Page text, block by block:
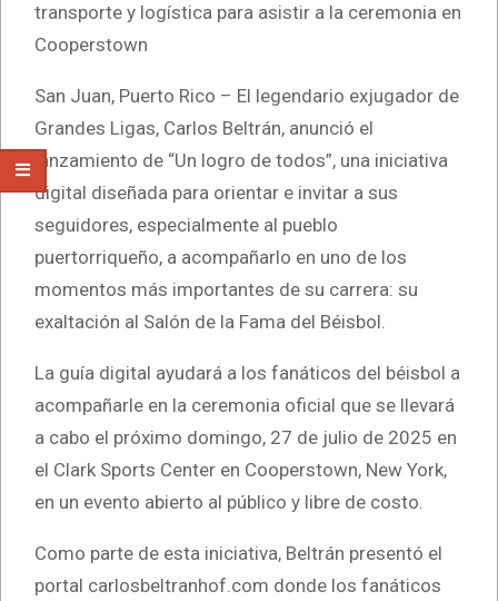
transporte y logística para asistir a la ceremonia en
Cooperstown
San Juan, Puerto Rico – El legendario exjugador de
Grandes Ligas, Carlos Beltrán, anunció el
lanzamiento de “Un logro de todos”, una iniciativa
digital diseñada para orientar e invitar a sus
seguidores, especialmente al pueblo
puertorriqueño, a acompañarlo en uno de los
momentos más importantes de su carrera: su
exaltación al Salón de la Fama del Béisbol.
La guía digital ayudará a los fanáticos del béisbol a
acompañarle en la ceremonia oficial que se llevará
a cabo el próximo domingo, 27 de julio de 2025 en
el Clark Sports Center en Cooperstown, New York,
en un evento abierto al público y libre de costo.
Como parte de esta iniciativa, Beltrán presentó el
portal carlosbeltranhof.com donde los fanáticos